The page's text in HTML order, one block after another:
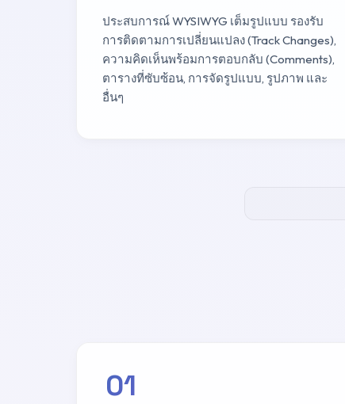
ประสบการณ์ WYSIWYG เต็มรูปแบบ รองรับ
การติดตามการเปลี่ยนแปลง (Track Changes),
ความคิดเห็นพร้อมการตอบกลับ (Comments),
ตารางที่ซับซ้อน, การจัดรูปแบบ, รูปภาพ และ
อื่นๆ
01